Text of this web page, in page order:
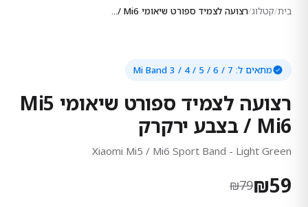
בית/קטלוג/ רצועה לצמיד ספורט שיאומי Mi5 / Mi6 בצבע ירקרק
מתאים ל: Mi Band 3 / 4 / 5 / 6 / 7
רצועה לצמיד ספורט שיאומי Mi5
/ Mi6 בצבע ירקרק
Xiaomi Mi5 / Mi6 Sport Band - Light Green
₪59
₪79